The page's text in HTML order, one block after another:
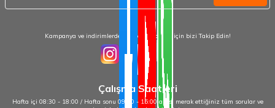
Kampanya ve indirimlerden haberdar olmak için bizi Takip Edin!
Çalışma Saatleri
Hafta içi 08:30 - 18:00 / Hafta sonu 09:00 - 15:00 arası merak ettiğiniz tüm sorular ve